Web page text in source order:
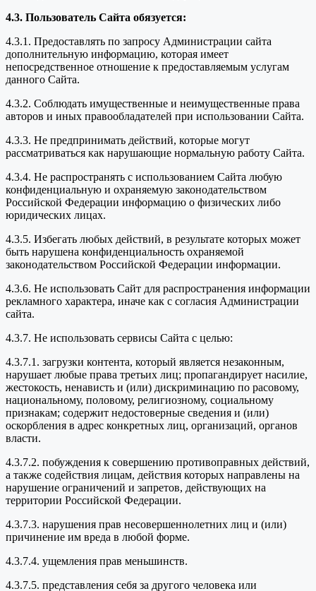
4.3. Пользователь Сайта обязуется:
4.3.1. Предоставлять по запросу Администрации сайта
дополнительную информацию, которая имеет
непосредственное отношение к предоставляемым услугам
данного Сайта.
4.3.2. Соблюдать имущественные и неимущественные права
авторов и иных правообладателей при использовании Сайта.
4.3.3. Не предпринимать действий, которые могут
рассматриваться как нарушающие нормальную работу Сайта.
4.3.4. Не распространять с использованием Сайта любую
конфиденциальную и охраняемую законодательством
Российской Федерации информацию о физических либо
юридических лицах.
4.3.5. Избегать любых действий, в результате которых может
быть нарушена конфиденциальность охраняемой
законодательством Российской Федерации информации.
4.3.6. Не использовать Сайт для распространения информации
рекламного характера, иначе как с согласия Администрации
сайта.
4.3.7. Не использовать сервисы Сайта с целью:
4.3.7.1. загрузки контента, который является незаконным,
нарушает любые права третьих лиц; пропагандирует насилие,
жестокость, ненависть и (или) дискриминацию по расовому,
национальному, половому, религиозному, социальному
признакам; содержит недостоверные сведения и (или)
оскорбления в адрес конкретных лиц, организаций, органов
власти.
4.3.7.2. побуждения к совершению противоправных действий,
а также содействия лицам, действия которых направлены на
нарушение ограничений и запретов, действующих на
территории Российской Федерации.
4.3.7.3. нарушения прав несовершеннолетних лиц и (или)
причинение им вреда в любой форме.
4.3.7.4. ущемления прав меньшинств.
4.3.7.5. представления себя за другого человека или